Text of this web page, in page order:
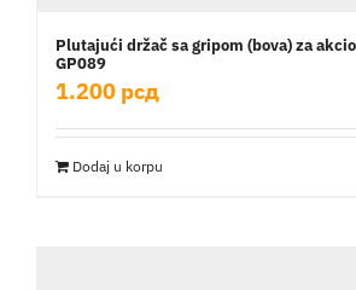
Plutajući držač sa gripom (bova) za
GP089
1.200 рсд
Dodaj u korpu